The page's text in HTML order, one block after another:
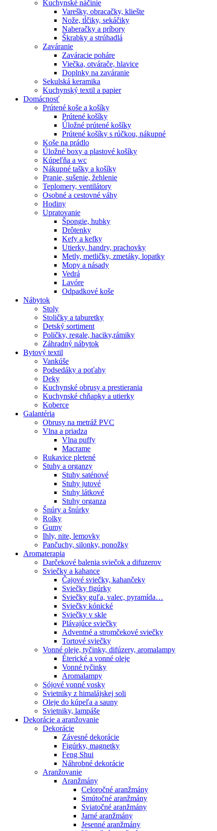
Kuchynské náčinie
Varešky, obracačky, kliešte
Nože, tĺčiky, sekáčiky
Naberačky a príbory
Škrabky a strúhadlá
Zaváranie
Zaváracie poháre
Viečka, otvárače, hlavice
Doplnky na zaváranie
Sekulská keramika
Kuchynský textil a papier
Domácnosť
Prútené koše a košíky
Prútené košíky
Úložné prútené košíky
Prútené košíky s rúčkou, nákupné
Koše na prádlo
Úložné boxy a plastové košíky
Kúpeľňa a wc
Nákupné tašky a košíky
Pranie, sušenie, žehlenie
Teplomery, ventilátory
Osobné a cestovné váhy
Hodiny
Upratovanie
Špongie, hubky
Drôtenky
Kefy a kefky
Utierky, handry, prachovky
Metly, metličky, zmetáky, lopatky
Mopy a násady
Vedrá
Lavóre
Odpadkové koše
Nábytok
Stoly
Stoličky a taburetky
Detský sortiment
Poličky, regale, haciky,rámiky
Záhradný nábytok
Bytový textil
Vankúše
Podsedáky a poťahy
Deky
Kuchynské obrusy a prestierania
Kuchynské chňapky a utierky
Koberce
Galantéria
Obrusy na metráž PVC
Vlna a priadza
Vlna puffy
Macrame
Rukavice pletené
Stuhy a organzy
Stuhy saténové
Stuhy jutové
Stuhy látkové
Stuhy organza
Šnúry a šnúrky
Rolky
Gumy
Ihly, nite, lemovky
Pančuchy, silonky, ponožky
Aromaterapia
Darčekové balenia sviečok a difuzerov
Sviečky a kahance
Čajové sviečky, kahančeky
Sviečky figúrky
Sviečky guľa, valec, pyramída…
Sviečky kónické
Sviečky v skle
Plávajúce sviečky
Adventné a stromčekové sviečky
Tortové sviečky
Vonné oleje, tyčinky, difúzery, aromalampy
Éterické a vonné oleje
Vonné tyčinky
Aromalampy
Sójové vonné vosky
Svietniky z himalájskej soli
Oleje do kúpeľa a sauny
Svietniky, lampáše
Dekorácie a aranžovanie
Dekorácie
Závesné dekorácie
Figúrky, magnetky
Feng Shui
Náhrobné dekorácie
Aranžovanie
Aranžmány
Celoročné aranžmány
Smútočné aranžmány
Sviatočné aranžmány
Jarné aranžmány
Jesenné aranžmány